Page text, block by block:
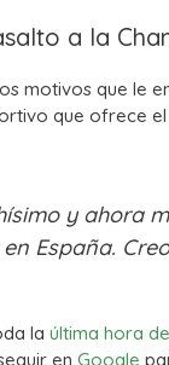
a la
motivos que le
que ofrece
y ahora
España.
la última hora
en Google